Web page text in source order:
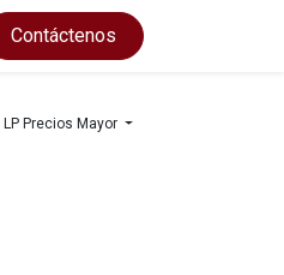
Contáctenos
LP Precios Mayor